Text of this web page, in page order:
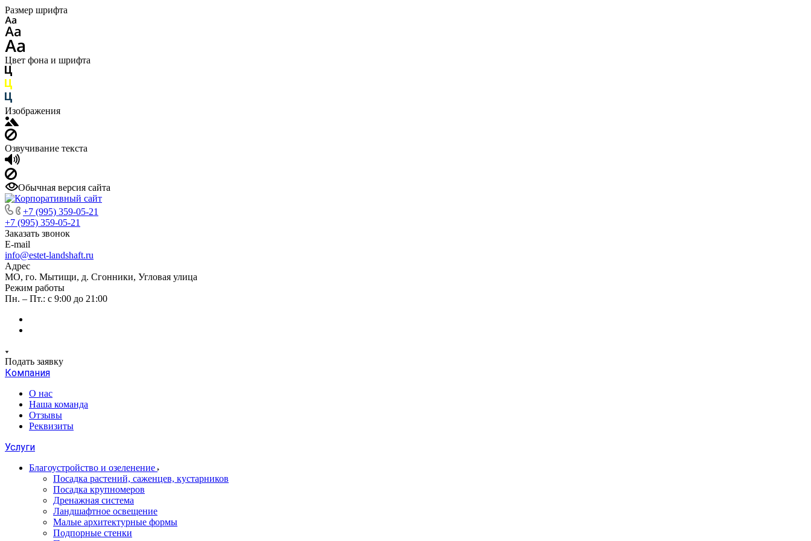
Размер шрифта
Цвет фона и шрифта
Изображения
Озвучивание текста
Обычная версия сайта
+7 (995) 359-05-21
+7 (995) 359-05-21
Заказать звонок
E-mail
info@estet-landshaft.ru
Адрес
МО, го. Мытищи, д. Сгонники, Угловая улица
Режим работы
Пн. – Пт.: с 9:00 до 21:00
Подать заявку
Компания
О нас
Наша команда
Отзывы
Реквизиты
Услуги
Благоустройство и озеленение
Посадка растений, саженцев, кустарников
Посадка крупномеров
Дренажная система
Ландшафтное освещение
Малые архитектурные формы
Подпорные стенки